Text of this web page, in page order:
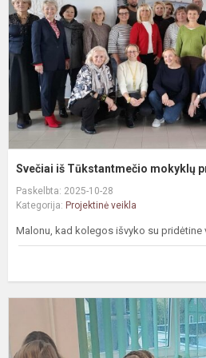
Svečiai iš Tūkstantmečio mokyklų
Paskelbta: 2025-10-28
Kategorija: Projektinė veikla
Malonu, kad kolegos išvyko su pridėtine